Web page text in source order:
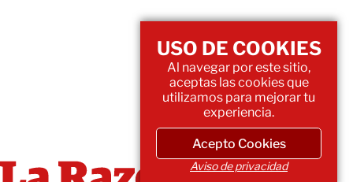
USO DE COOKIES
Al navegar por este sitio,
aceptas las cookies que
utilizamos para mejorar tu
experiencia.
Acepto Cookies
Aviso de privacidad